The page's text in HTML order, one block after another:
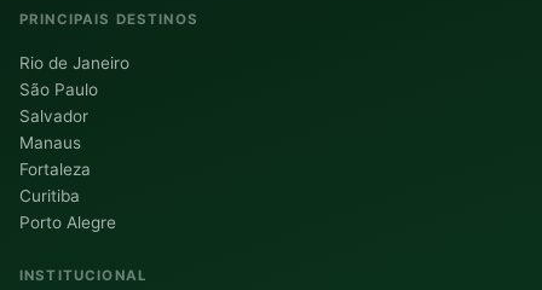
PRINCIPAIS DESTINOS
Rio de Janeiro
São Paulo
Salvador
Manaus
Fortaleza
Curitiba
Porto Alegre
INSTITUCIONAL